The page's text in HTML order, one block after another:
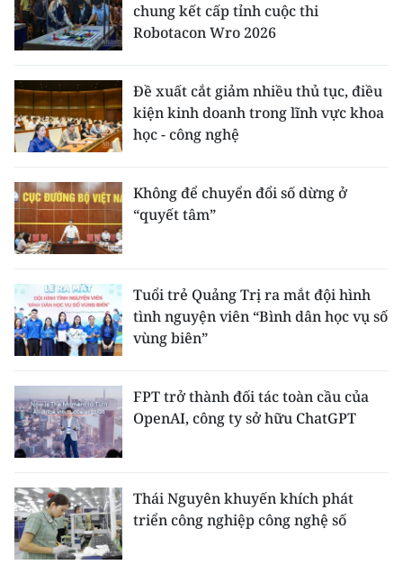
chung kết cấp tỉnh cuộc thi
Robotacon Wro 2026
Đề xuất cắt giảm nhiều thủ tục, điều
kiện kinh doanh trong lĩnh vực khoa
học - công nghệ
Không để chuyển đổi số dừng ở
“quyết tâm”
Tuổi trẻ Quảng Trị ra mắt đội hình
tình nguyện viên “Bình dân học vụ số
vùng biên”
FPT trở thành đối tác toàn cầu của
OpenAI, công ty sở hữu ChatGPT
Thái Nguyên khuyến khích phát
triển công nghiệp công nghệ số